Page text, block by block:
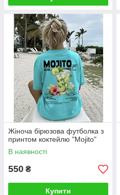
Жіноча бірюзова футболка з
принтом коктейлю "Mojito"
В наявності
550 ₴
Купити